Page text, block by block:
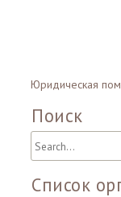
Юридическая
Поиск
Список